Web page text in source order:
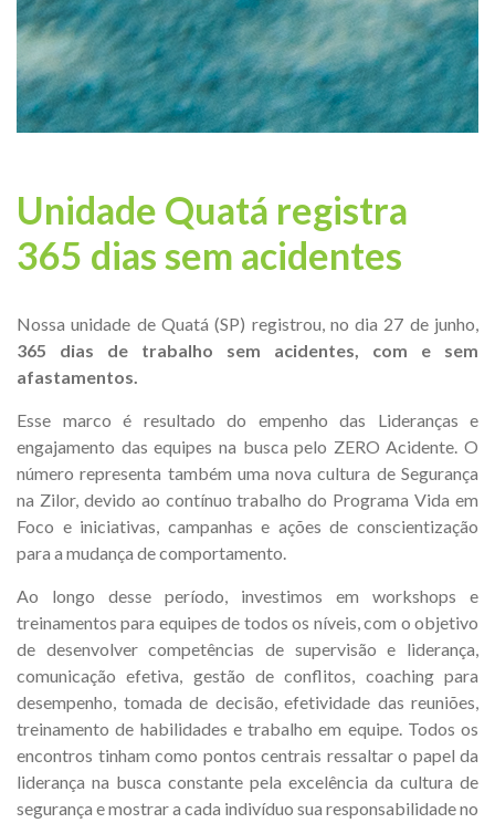
Unidade Quatá registra
365 dias sem acidentes
Nossa unidade de Quatá (SP) registrou, no dia 27 de junho,
365 dias de trabalho sem acidentes, com e sem
afastamentos.
Esse marco é resultado do empenho das Lideranças e
engajamento das equipes na busca pelo ZERO Acidente. O
número representa também uma nova cultura de Segurança
na Zilor, devido ao contínuo trabalho do Programa Vida em
Foco e iniciativas, campanhas e ações de conscientização
para a mudança de comportamento.
Ao longo desse período, investimos em workshops e
treinamentos para equipes de todos os níveis, com o objetivo
de desenvolver competências de supervisão e liderança,
comunicação efetiva, gestão de conflitos, coaching para
desempenho, tomada de decisão, efetividade das reuniões,
treinamento de habilidades e trabalho em equipe. Todos os
encontros tinham como pontos centrais ressaltar o papel da
liderança na busca constante pela excelência da cultura de
segurança e mostrar a cada indivíduo sua responsabilidade no